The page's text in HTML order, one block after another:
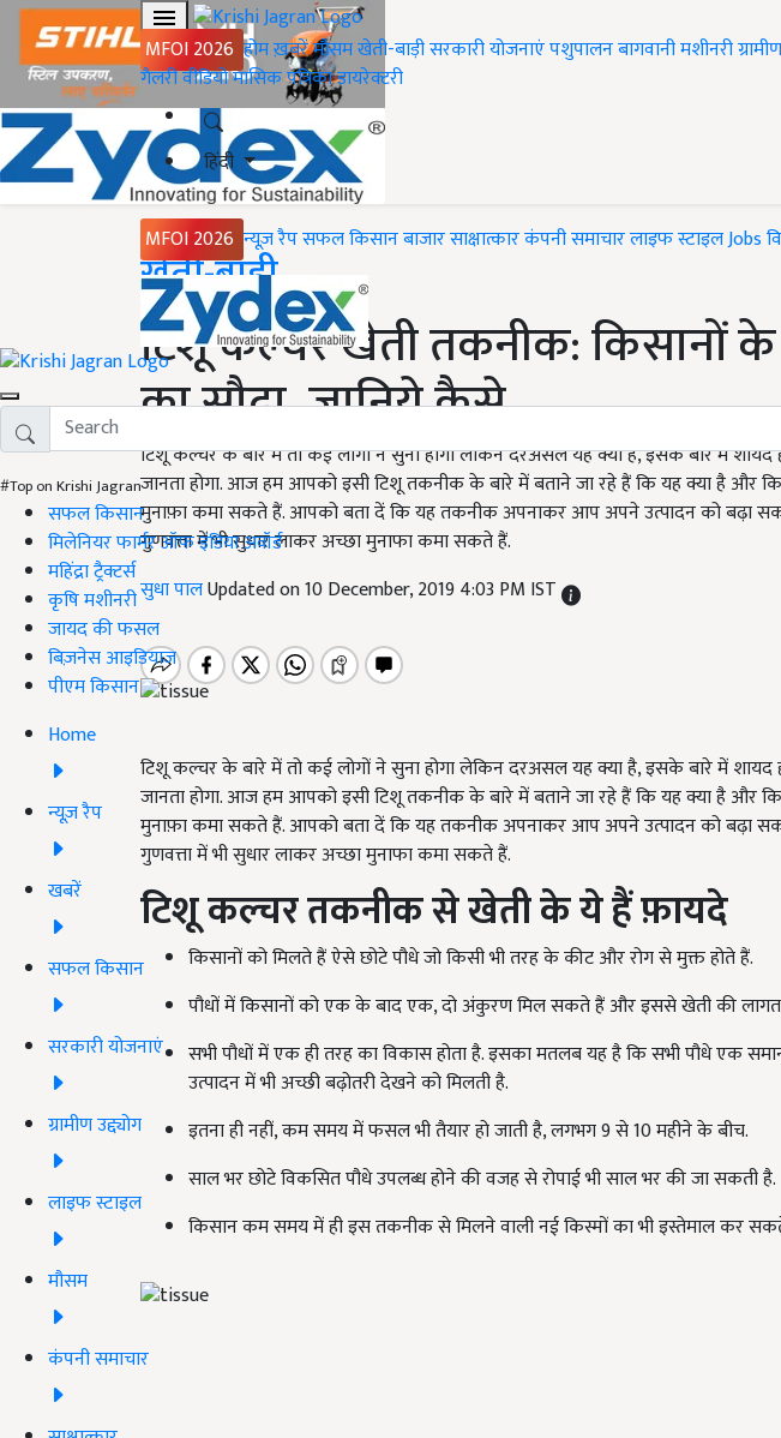
MFOI 2026 होमख़बरेंमौसमखेती-बाड़ीसरकारी योजनाएंपशुपालनबागवानीमशीनरी
गैलरीवीडियोमासिक पत्रिकाडायरेक्टरी
हिंदी
MFOI 2026 न्यूज़ रैपसफल किसानबाजारसाक्षात्कारकंपनी समाचारलाइफ स्टाइलJobs
#Top on Krishi Jagran
सफल किसान
मिलेनियर फार्मर ऑफ इंडिया अवॉर्ड
महिंद्रा ट्रैक्टर्स
कृषि मशीनरी
जायद की फसल
बिज़नेस आइडियाज
पीएम किसान
Home
न्यूज़ रैप
खबरें
सफल किसान
सरकारी योजनाएं
ग्रामीण उद्द्योग
लाइफ स्टाइल
मौसम
कंपनी समाचार
Home
खेती-बाड़ी
टिशू कल्चर खेती तकनीक: किसानों
का सौदा, जानिये कैसे
टिशू कल्चर के बारे में तो कई लोगों ने सुना होगा लेकिन दरअसल यह क्या है, इसके बारे में शायद
जानता होगा. आज हम आपको इसी टिशू तकनीक के बारे में बताने जा रहे हैं कि यह क्या है
मुनाफ़ा कमा सकते हैं. आपको बता दें कि यह तकनीक अपनाकर आप अपने उत्पादन को बढ़ा
गुणवत्ता में भी सुधार लाकर अच्छा मुनाफा कमा सकते हैं.
सुधा पालUpdated on 10 December, 2019 4:03 PM IST
टिशू कल्चर के बारे में तो कई लोगों ने सुना होगा लेकिन दरअसल यह क्या है, इसके बारे में शायद
जानता होगा. आज हम आपको इसी टिशू तकनीक के बारे में बताने जा रहे हैं कि यह क्या है
मुनाफ़ा कमा सकते हैं. आपको बता दें कि यह तकनीक अपनाकर आप अपने उत्पादन को बढ़ा
गुणवत्ता में भी सुधार लाकर अच्छा मुनाफा कमा सकते हैं.
टिशू कल्चर तकनीक से खेती के ये हैं फ़ायदे
किसानों को मिलते हैं ऐसे छोटे पौधे जो किसी भी तरह के कीट और रोग से मुक्त होते हैं.
पौधों में किसानों को एक के बाद एक, दो अंकुरण मिल सकते हैं और इससे खेती की
सभी पौधों में एक ही तरह का विकास होता है. इसका मतलब यह है कि सभी पौधे एक
उत्पादन में भी अच्छी बढ़ोतरी देखने को मिलती है.
इतना ही नहीं, कम समय में फसल भी तैयार हो जाती है, लगभग 9 से 10 महीने के बीच.
साल भर छोटे विकसित पौधे उपलब्ध होने की वजह से रोपाई भी साल भर की जा सकती है.
किसान कम समय में ही इस तकनीक से मिलने वाली नई किस्मों का भी इस्तेमाल कर